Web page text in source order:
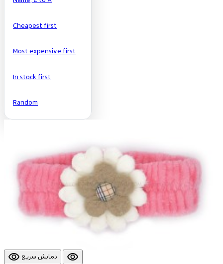
Cheapest first
Most expensive first
In stock first
Random
visibility نمایش سریع visibility